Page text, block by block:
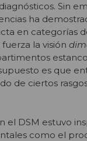
Sin
ha
en categorías
la visión
es que
de ciertos
el DSM estuvo
como el